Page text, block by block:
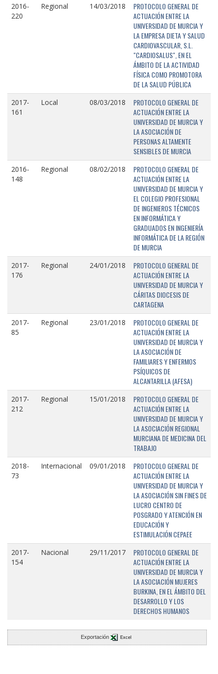
2016-
220
Regional 14/03/2018
PROTOCOLO GENERAL DE
ACTUACIÓN ENTRE LA
UNIVERSIDAD DE MURCIA Y
LA EMPRESA DIETA Y SALUD
CARDIOVASCULAR, S.L.
"CARDIOSALUS", EN EL
ÁMBITO DE LA ACTIVIDAD
FÍSICA COMO PROMOTORA
DE LA SALUD PÚBLICA
2017-
161
Local 08/03/2018
PROTOCOLO GENERAL DE
ACTUACIÓN ENTRE LA
UNIVERSIDAD DE MURCIA Y
LA ASOCIACIÓN DE
PERSONAS ALTAMENTE
SENSIBLES DE MURCIA
2016-
148
Regional 08/02/2018
PROTOCOLO GENERAL DE
ACTUACIÓN ENTRE LA
UNIVERSIDAD DE MURCIA Y
EL COLEGIO PROFESIONAL
DE INGENIEROS TÉCNICOS
EN INFORMÁTICA Y
GRADUADOS EN INGENIERÍA
INFORMÁTICA DE LA REGIÓN
DE MURCIA
2017-
176
Regional 24/01/2018
PROTOCOLO GENERAL DE
ACTUACIÓN ENTRE LA
UNIVERSIDAD DE MURCIA Y
CÁRITAS DIOCESIS DE
CARTAGENA
2017-
85
Regional 23/01/2018
PROTOCOLO GENERAL DE
ACTUACIÓN ENTRE LA
UNIVERSIDAD DE MURCIA Y
LA ASOCIACIÓN DE
FAMILIARES Y ENFERMOS
PSÍQUICOS DE
ALCANTARILLA (AFESA)
2017-
212
Regional 15/01/2018
PROTOCOLO GENERAL DE
ACTUACIÓN ENTRE LA
UNIVERSIDAD DE MURCIA Y
LA ASOCIACIÓN REGIONAL
MURCIANA DE MEDICINA DEL
TRABAJO
2018-
73
Internacional 09/01/2018
PROTOCOLO GENERAL DE
ACTUACIÓN ENTRE LA
UNIVERSIDAD DE MURCIA Y
LA ASOCIACIÓN SIN FINES DE
LUCRO CENTRO DE
POSGRADO Y ATENCIÓN EN
EDUCACIÓN Y
ESTIMULACIÓN CEPAEE
2017-
154
Nacional 29/11/2017
PROTOCOLO GENERAL DE
ACTUACIÓN ENTRE LA
UNIVERSIDAD DE MURCIA Y
LA ASOCIACIÓN MUJERES
BURKINA, EN EL ÁMBITO DEL
DESARROLLO Y LOS
DERECHOS HUMANOS
Exportación Excel